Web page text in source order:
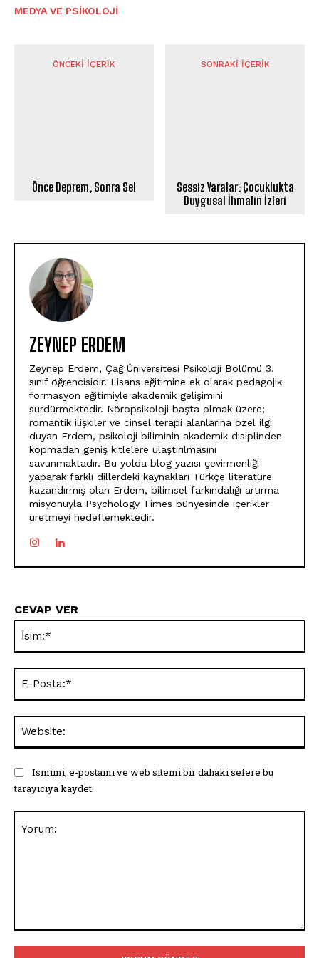
MEDYA VE PSIKOLOJI
ÖNCEKI İÇERIK
Önce Deprem, Sonra Sel
SONRAKI İÇERIK
Sessiz Yaralar: Çocuklukta
Duygusal İhmalin İzleri
ZEYNEP ERDEM
Zeynep Erdem, Çağ Üniversitesi Psikoloji Bölümü 3.
sınıf öğrencisidir. Lisans eğitimine ek olarak pedagojik
formasyon eğitimiyle akademik gelişimini
sürdürmektedir. Nöropsikoloji başta olmak üzere;
romantik ilişkiler ve cinsel terapi alanlarına özel ilgi
duyan Erdem, psikoloji biliminin akademik disiplinden
kopmadan geniş kitlelere ulaştırılmasını
savunmaktadır. Bu yolda blog yazısı çevirmenliği
yaparak farklı dillerdeki kaynakları Türkçe literatüre
kazandırmış olan Erdem, bilimsel farkındalığı artırma
misyonuyla Psychology Times bünyesinde içerikler
üretmeyi hedeflemektedir.
CEVAP VER
Ismimi, e-postamı ve web sitemi bir dahaki sefere bu
tarayıcıya kaydet.